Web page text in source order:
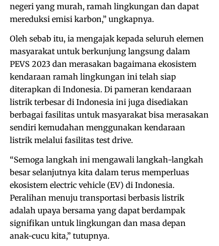
negeri yang murah, ramah lingkungan dan dapat
mereduksi emisi karbon,” ungkapnya.
Oleh sebab itu, ia mengajak kepada seluruh elemen
masyarakat untuk berkunjung langsung dalam
PEVS 2023 dan merasakan bagaimana ekosistem
kendaraan ramah lingkungan ini telah siap
diterapkan di Indonesia. Di pameran kendaraan
listrik terbesar di Indonesia ini juga disediakan
berbagai fasilitas untuk masyarakat bisa merasakan
sendiri kemudahan menggunakan kendaraan
listrik melalui fasilitas test drive.
“Semoga langkah ini mengawali langkah-langkah
besar selanjutnya kita dalam terus memperluas
ekosistem electric vehicle (EV) di Indonesia.
Peralihan menuju transportasi berbasis listrik
adalah upaya bersama yang dapat berdampak
signifikan untuk lingkungan dan masa depan
anak-cucu kita,” tutupnya.